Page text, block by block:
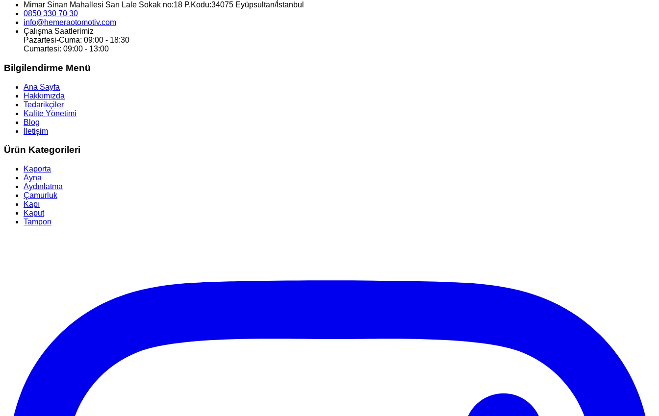
Mimar Sinan Mahallesi Sarı Lale Sokak no:18 P.Kodu:34075 Eyüpsultan/İstanbul
0850 330 70 30
info@hemeraotomotiv.com
Çalışma Saatlerimiz
Pazartesi-Cuma: 09:00 - 18:30
Cumartesi: 09:00 - 13:00
Bilgilendirme Menü
Ana Sayfa
Hakkımızda
Tedarikçiler
Kalite Yönetimi
Blog
İletişim
Ürün Kategorileri
Kaporta
Ayna
Aydınlatma
Çamurluk
Kapı
Kaput
Tampon